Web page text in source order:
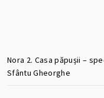
Nora 2. Casa păpușii –
Sfântu Gheorghe